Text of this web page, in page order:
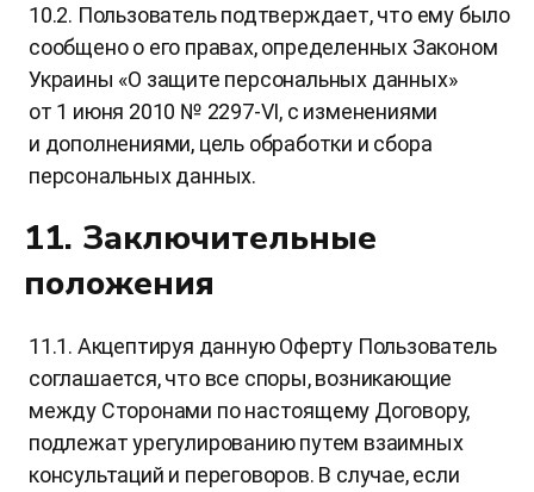
10.2. Пользователь подтверждает, что ему было
сообщено о его правах, определенных Законом
Украины «О защите персональных данных»
от 1 июня 2010 № 2297-VI, с изменениями
и дополнениями, цель обработки и сбора
персональных данных.
11. Заключительные
положения
11.1. Акцептируя данную Оферту Пользователь
соглашается, что все споры, возникающие
между Сторонами по настоящему Договору,
подлежат урегулированию путем взаимных
консультаций и переговоров. В случае, если